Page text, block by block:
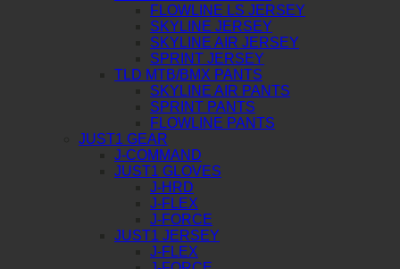
FLOWLINE LS JERSEY
SKYLINE JERSEY
SKYLINE AIR JERSEY
SPRINT JERSEY
TLD MTB/BMX PANTS
SKYLINE AIR PANTS
SPRINT PANTS
FLOWLINE PANTS
JUST1 GEAR
J-COMMAND
JUST1 GLOVES
J-HRD
J-FLEX
J-FORCE
JUST1 JERSEY
J-FLEX